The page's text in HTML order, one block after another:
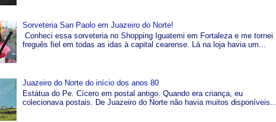
Sorveteria San Paolo em Juazeiro do Norte!
Conheci essa sorveteria no Shopping Iguatemi em Fortaleza e me tornei
freguês fiel em todas as idas à capital cearense. Lá na loja havia um...
Juazeiro do Norte do início dos anos 80
Estátua do Pe. Cícero em postal antigo. Quando era criança, eu
colecionava postais. De Juazeiro do Norte não havia muitos disponíveis....